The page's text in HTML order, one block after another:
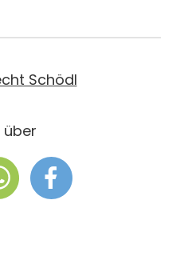
Schödl
über